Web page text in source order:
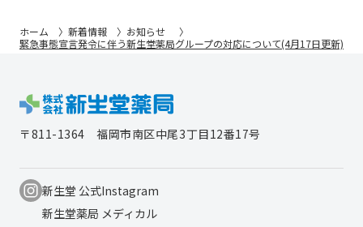
ホーム 新着情報
お知らせ
緊急事態宣言発令に伴う新生堂薬局グループの対応について(4月17日更新)
〒811-1364 福岡市南区中尾3丁目12番17号
新生堂 公式Instagram
新生堂薬局 メディカル